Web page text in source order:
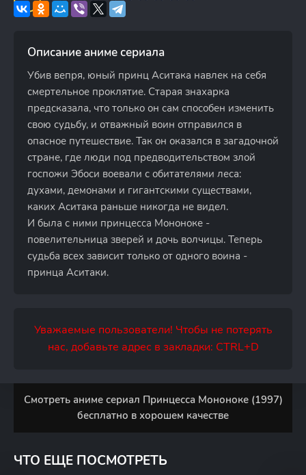
Описание аниме сериала
Убив вепря, юный принц Аситака навлек на себя
смертельное проклятие. Старая знахарка
предсказала, что только он сам способен изменить
свою судьбу, и отважный воин отправился в
опасное путешествие. Так он оказался в загадочной
стране, где люди под предводительством злой
госпожи Эбоси воевали с обитателями леса:
духами, демонами и гигантскими существами,
каких Аситака раньше никогда не видел.
И была с ними принцесса Мононоке -
повелительница зверей и дочь волчицы. Теперь
судьба всех зависит только от одного воина -
принца Аситаки.
Уважаемые пользователи! Чтобы не потерять
нас, добавьте адрес в закладки: CTRL+D
Смотреть аниме сериал Принцесса Мононоке (1997)
бесплатно в хорошем качестве
ЧТО ЕЩЕ ПОСМОТРЕТЬ